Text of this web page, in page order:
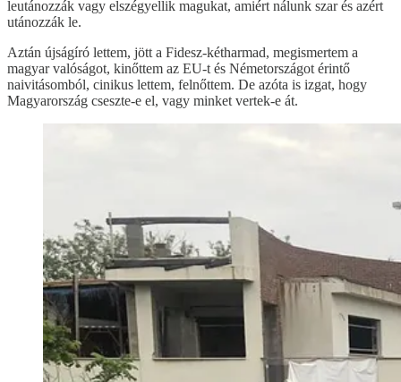
leutánozzák vagy elszégyellik magukat, amiért nálunk szar és azért
utánozzák le.
Aztán újságíró lettem, jött a Fidesz-kétharmad, megismertem a
magyar valóságot, kinőttem az EU-t és Németországot érintő
naivitásomból, cinikus lettem, felnőttem. De azóta is izgat, hogy
Magyarország cseszte-e el, vagy minket vertek-e át.